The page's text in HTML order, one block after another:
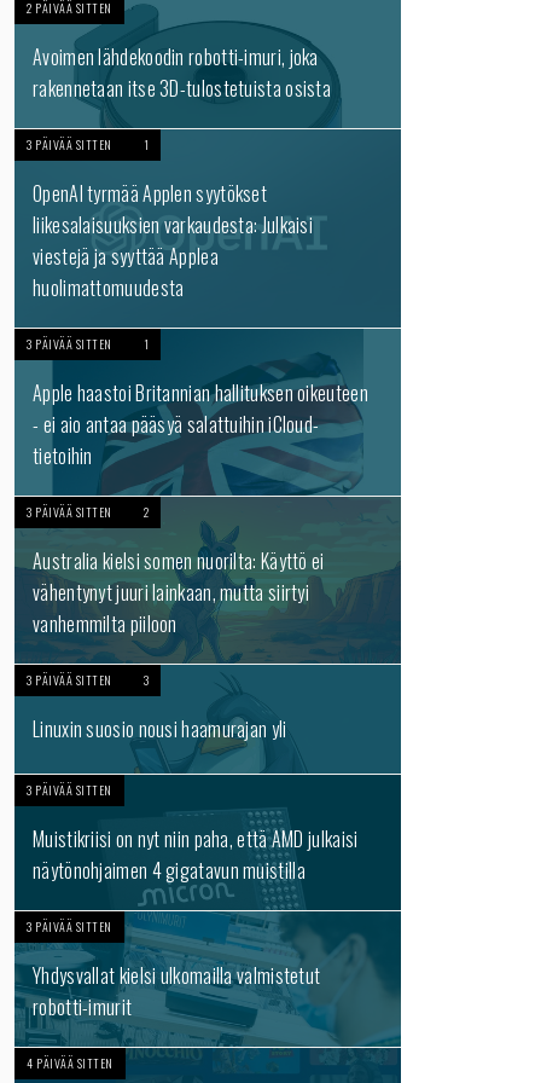
2 PÄIVÄÄ SITTEN
Avoimen lähdekoodin robotti-imuri, joka
rakennetaan itse 3D-tulostetuista osista
3 PÄIVÄÄ SITTEN 1
OpenAI tyrmää Applen syytökset
liikesalaisuuksien varkaudesta: Julkaisi
viestejä ja syyttää Applea
huolimattomuudesta
3 PÄIVÄÄ SITTEN 1
Apple haastoi Britannian hallituksen oikeuteen
- ei aio antaa pääsyä salattuihin iCloud-
tietoihin
3 PÄIVÄÄ SITTEN 2
Australia kielsi somen nuorilta: Käyttö ei
vähentynyt juuri lainkaan, mutta siirtyi
vanhemmilta piiloon
3 PÄIVÄÄ SITTEN 3
Linuxin suosio nousi haamurajan yli
3 PÄIVÄÄ SITTEN
Muistikriisi on nyt niin paha, että AMD julkaisi
näytönohjaimen 4 gigatavun muistilla
3 PÄIVÄÄ SITTEN
Yhdysvallat kielsi ulkomailla valmistetut
robotti-imurit
4 PÄIVÄÄ SITTEN